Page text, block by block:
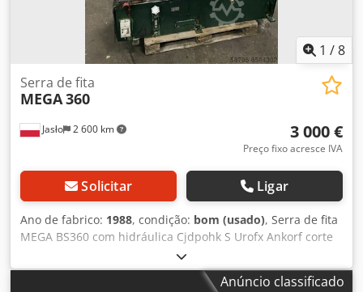
1 /8
Jasło 2 600 km
Serra de fita
MEGA360
3 000 €
Preço fixo acresce IVA
Solicitar Ligar
Ano de fabrico: 1988, condição: bom (usado), Serra de fita
MEGA BS360 com hidráulica Cjdpohk S Urofx Ankorf corte
máx. 360mm torno de aperto hidráulico levantamento
automático, regulamento relativo à alimentação bombas
Anúncio classificado